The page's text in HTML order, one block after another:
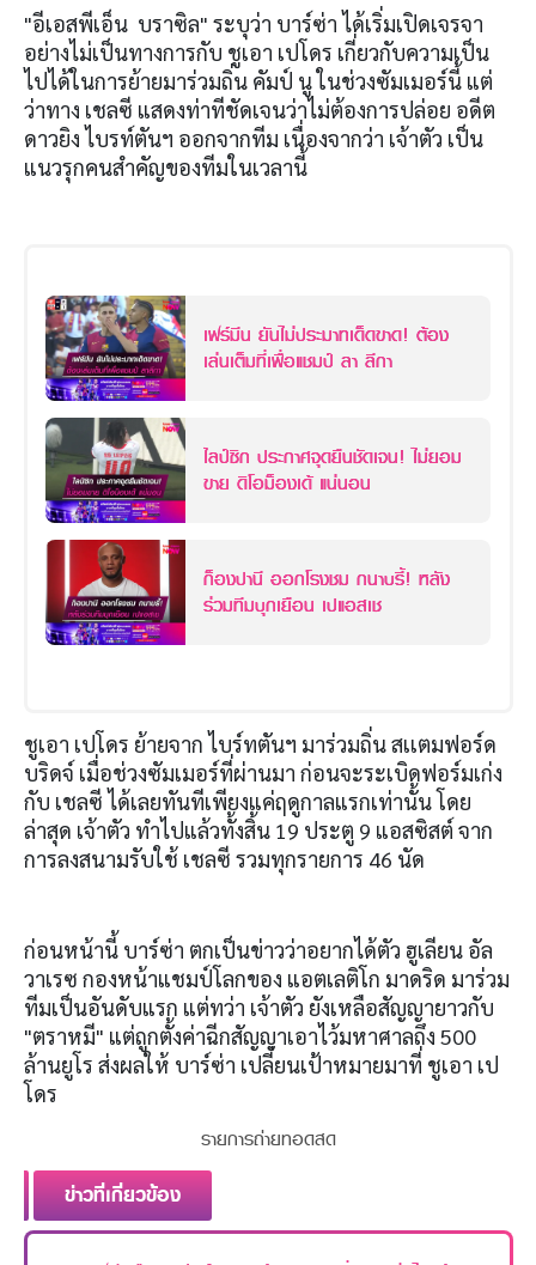
"อีเอสพีเอ็น บราซิล" ระบุว่า บาร์ซ่า ได้เริ่มเปิดเจรจา
อย่างไม่เป็นทางการกับ ชูเอา เปโดร เกี่ยวกับความเป็น
ไปได้ในการย้ายมาร่วมถิ่น คัมป์ นู ในช่วงซัมเมอร์นี้ แต่
ว่าทาง เชลซี แสดงท่าทีชัดเจนว่าไม่ต้องการปล่อย อดีต
ดาวยิง ไบรท์ตันฯ ออกจากทีม เนื่องจากว่า เจ้าตัว เป็น
แนวรุกคนสำคัญของทีมในเวลานี้
เฟร์มีน ยันไม่ประมาทเด็ดขาด! ต้อง
เล่นเต็มที่เพื่อแชมป์ ลา ลีกา
ไลป์ซิก ประกาศจุดยืนชัดเจน! ไม่ยอม
ขาย ดิโอม็องเด้ แน่นอน
ก็องปานี ออกโรงชม กนาบรี้! หลัง
ร่วมทีมบุกเยือน เปแอสเช
ชูเอา เปโดร ย้ายจาก ไบร์ทตันฯ มาร่วมถิ่น สเเตมฟอร์ด
บริดจ์ เมื่อช่วงซัมเมอร์ที่ผ่านมา ก่อนจะระเบิดฟอร์มเก่ง
กับ เชลซี ได้เลยทันทีเพียงแค่ฤดูกาลแรกเท่านั้น โดย
ล่าสุด เจ้าตัว ทำไปแล้วทั้งสิ้น 19 ประตู 9 แอสซิสต์ จาก
การลงสนามรับใช้ เชลซี รวมทุกรายการ 46 นัด
ก่อนหน้านี้ บาร์ซ่า ตกเป็นข่าวว่าอยากได้ตัว ฮูเลียน อัล
วาเรซ กองหน้าแชมป์โลกของ แอตเลติโก มาดริด มาร่วม
ทีมเป็นอันดับแรก แต่ทว่า เจ้าตัว ยังเหลือสัญญายาวกับ
"ตราหมี" แต่ถูกตั้งค่าฉีกสัญญาเอาไว้มหาศาลถึง 500
ล้านยูโร ส่งผลให้ บาร์ซ่า เปลี่ยนเป้าหมายมาที่ ชูเอา เป
โดร
รายการถ่ายทอดสด
ข่าวที่เกี่ยวข้อง